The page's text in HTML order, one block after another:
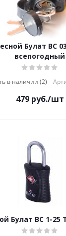
Булат ВС
всепогодный
в наличии (2)
479руб./шт
Булат ВС 1-25